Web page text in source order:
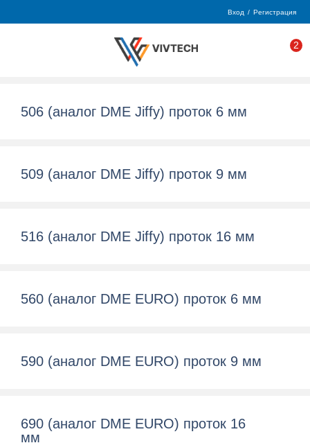
Вход / Регистрация
2
506 (аналог DME Jiffy) проток 6 мм
509 (аналог DME Jiffy) проток 9 мм
516 (аналог DME Jiffy) проток 16 мм
560 (аналог DME EURO) проток 6 мм
590 (аналог DME EURO) проток 9 мм
690 (аналог DME EURO) проток 16
мм